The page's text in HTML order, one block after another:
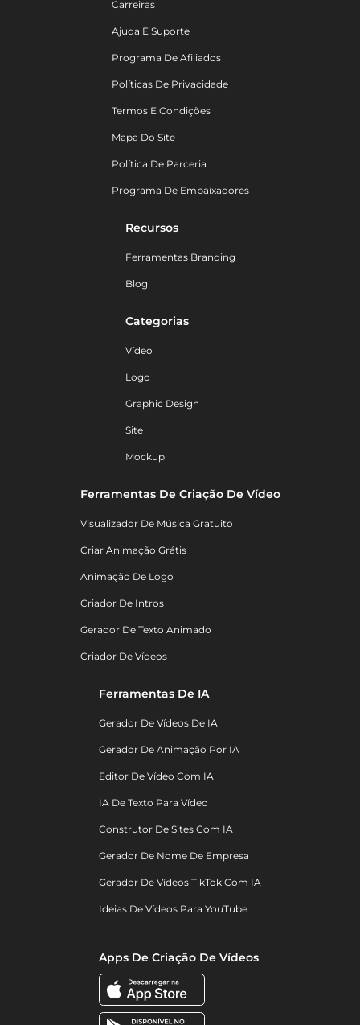
Carreiras
Ajuda E Suporte
Programa De Afiliados
Políticas De Privacidade
Termos E Condições
Mapa Do Site
Política De Parceria
Programa De Embaixadores
Recursos
Ferramentas Branding
Blog
Categorias
Vídeo
Logo
Graphic Design
Site
Mockup
Ferramentas De Criação De Vídeo
Visualizador De Música Gratuito
Criar Animação Grátis
Animação De Logo
Criador De Intros
Gerador De Texto Animado
Criador De Vídeos
Ferramentas De IA
Gerador De Vídeos De IA
Gerador De Animação Por IA
Editor De Vídeo Com IA
IA De Texto Para Vídeo
Construtor De Sites Com IA
Gerador De Nome De Empresa
Gerador De Vídeos TikTok Com IA
Ideias De Vídeos Para YouTube
Apps De Criação De Vídeos